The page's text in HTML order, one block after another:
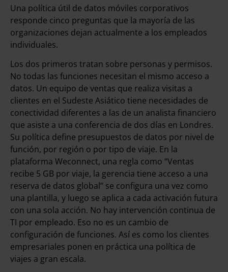
Una política útil de datos móviles corporativos
responde cinco preguntas que la mayoría de las
organizaciones dejan actualmente a los empleados
individuales.
Los dos primeros tratan sobre personas y permisos.
No todas las funciones necesitan el mismo acceso a
datos. Un equipo de ventas que realiza visitas a
clientes en el Sudeste Asiático tiene necesidades de
conectividad diferentes a las de un analista financiero
que asiste a una conferencia de dos días en Londres.
Su política define presupuestos de datos por nivel de
función, por región o por tipo de viaje. En la
plataforma Weconnect, una regla como “Ventas
recibe 5 GB por viaje, la gerencia tiene acceso a una
reserva de datos global” se configura una vez como
una plantilla, y luego se aplica a cada activación futura
con una sola acción. No hay intervención continua de
TI por empleado. Eso no es un cambio de
configuración de funciones. Así es como los clientes
empresariales ponen en práctica una política de
viajes a gran escala.